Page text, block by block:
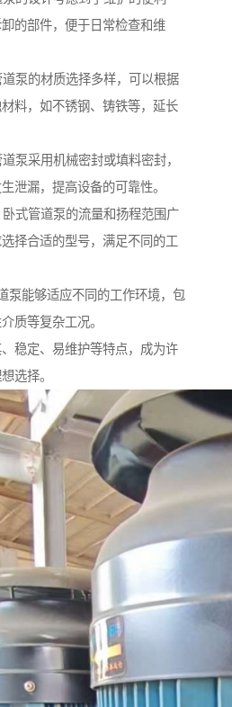
的部件，便于日常检查和维
泵的材质选择多样，可以根据
料，如不锈钢、铸铁等，延长
泵采用机械密封或填料密封，
泄漏，提高设备的可靠性。
式管道泵的流量和扬程范围广
择合适的型号，满足不同的工
泵能够适应不同的工作环境，包
质等复杂工况。
稳定、易维护等特点，成为许
选择。